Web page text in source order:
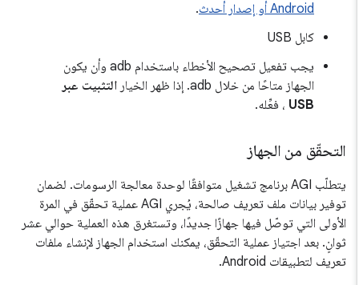
Android أو إصدار أحدث
.
كابل USB
يجب تفعيل تصحيح الأخطاء باستخدام adb وأن يكون
الجهاز متاحًا من خلال adb. إذا ظهر الخيار
التثبيت عبر
USB، فعِّله.
التحقّق من الجهاز
يتطلّب AGI برنامج تشغيل متوافقًا لوحدة معالجة الرسومات. لضمان
توفير بيانات ملف تعريف صالحة، يُجري AGI عملية تحقّق في المرة
الأولى التي توصّل فيها جهازًا جديدًا، وتستغرق هذه العملية حوالي عشر
ثوانٍ. بعد اجتياز عملية التحقّق، يمكنك استخدام الجهاز لإنشاء ملفات
تعريف لتطبيقات Android.